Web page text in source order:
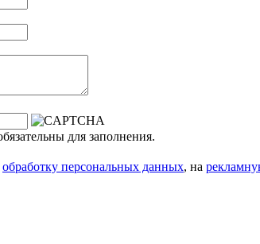
для заполнения.
обработку персональных данных, на